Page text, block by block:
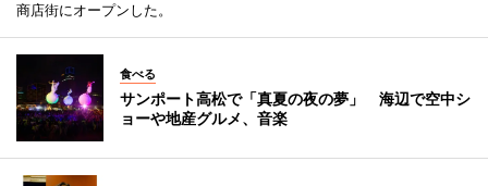
商店街にオープンした。
食べる
サンポート高松で「真夏の夜の夢」 海辺で空中シ
ョーや地産グルメ、音楽